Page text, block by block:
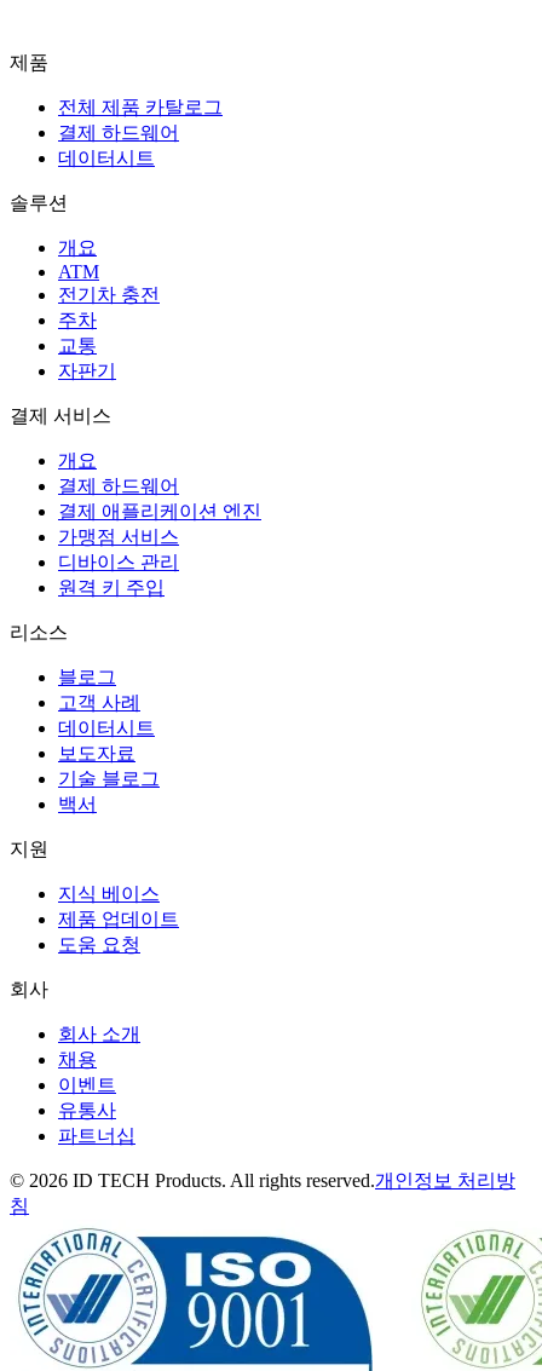
제품
전체 제품 카탈로그
결제 하드웨어
데이터시트
솔루션
개요
ATM
전기차 충전
주차
교통
자판기
결제 서비스
개요
결제 하드웨어
결제 애플리케이션 엔진
가맹점 서비스
디바이스 관리
원격 키 주입
리소스
블로그
고객 사례
데이터시트
보도자료
기술 블로그
백서
지원
지식 베이스
제품 업데이트
도움 요청
회사
회사 소개
채용
이벤트
유통사
파트너십
© 2026 ID TECH Products. All rights reserved.개인정보 처리방
침